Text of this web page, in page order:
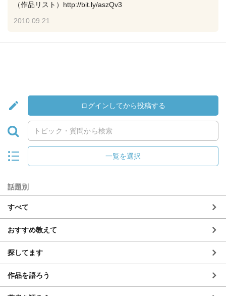
（作品リスト）http://bit.ly/aszQv3
2010.09.21
ログインしてから投稿する
一覧を選択
話題別
すべて
おすすめ教えて
探してます
作品を語ろう